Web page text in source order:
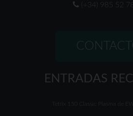
(+34) 985 52
ENTRADAS
Tetrix 150 Classic Plasma de